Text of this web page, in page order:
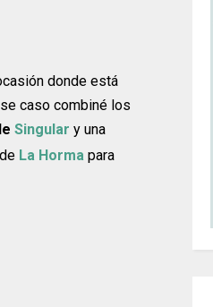
donde está
caso combiné los
Singular y una
La Horma para